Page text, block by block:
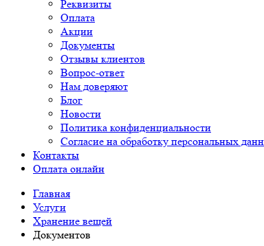
Реквизиты
Оплата
Акции
Документы
Отзывы клиентов
Вопрос-ответ
Нам доверяют
Блог
Новости
Политика конфиденциальности
Согласие на обработку персональных
Контакты
Оплата онлайн
Главная
Услуги
Хранение вещей
Документов